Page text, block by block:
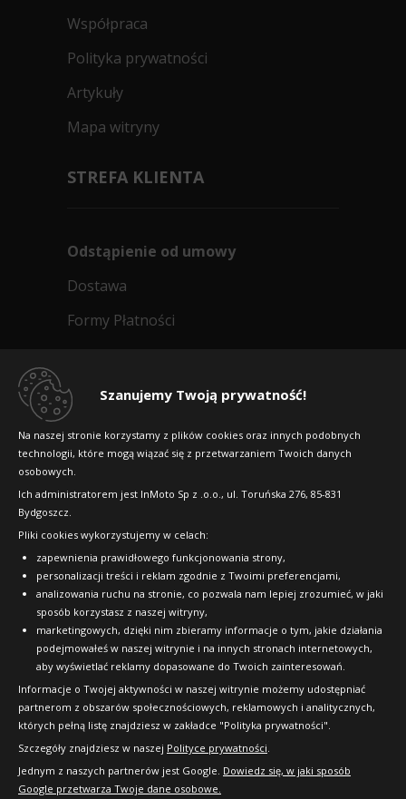
Szanujemy Twoją prywatność!
Na naszej stronie korzystamy z plików cookies oraz innych podobnych
technologii, które mogą wiązać się z przetwarzaniem Twoich danych
osobowych.
Ich administratorem jest InMoto Sp z .o.o., ul. Toruńska 276, 85-831
Bydgoszcz.
Pliki cookies wykorzystujemy w celach:
zapewnienia prawidłowego funkcjonowania strony,
personalizacji treści i reklam zgodnie z Twoimi preferencjami,
analizowania ruchu na stronie, co pozwala nam lepiej zrozumieć, w jaki
sposób korzystasz z naszej witryny,
marketingowych, dzięki nim zbieramy informacje o tym, jakie działania
podejmowałeś w naszej witrynie i na innych stronach internetowych,
aby wyświetlać reklamy dopasowane do Twoich zainteresowań.
Informacje o Twojej aktywności w naszej witrynie możemy udostępniać
partnerom z obszarów społecznościowych, reklamowych i analitycznych,
których pełną listę znajdziesz w zakładce "Polityka prywatności".
Szczegóły znajdziesz w naszej Polityce prywatności.
Jednym z naszych partnerów jest Google. Dowiedz się, w jaki sposób
Google przetwarza Twoje dane osobowe.
Współpraca
Polityka prywatności
Artykuły
Mapa witryny
STREFA KLIENTA
Odstąpienie od umowy
Dostawa
Formy Płatności
Dlaczego warto kupić w 24opony.pl
Raty
FAQ
OFICJALNY PARTNER